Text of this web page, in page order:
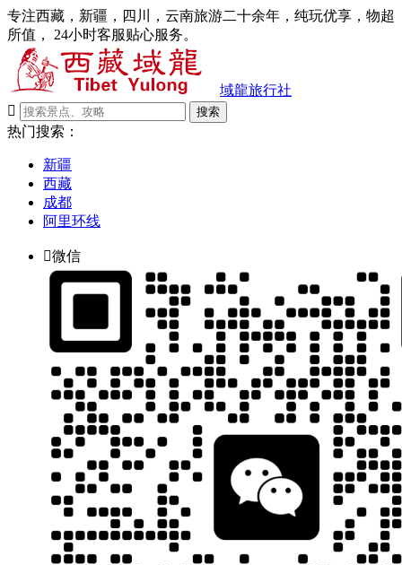
专注西藏，新疆，四川，云南旅游二十余年，纯玩优享，物超
所值， 24小时客服贴心服务。
域龍旅行社

搜索
热门搜索：
新疆
西藏
成都
阿里环线
微信